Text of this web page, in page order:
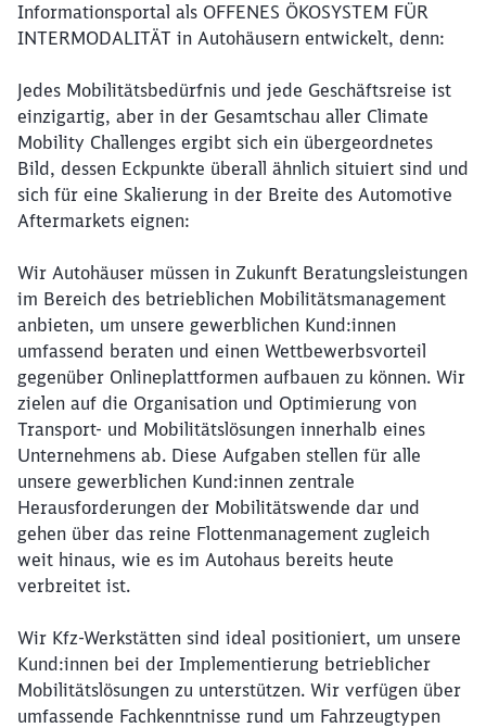
Informationsportal als OFFENES ÖKOSYSTEM FÜR
INTERMODALITÄT in Autohäusern entwickelt, denn:
Jedes Mobilitätsbedürfnis und jede Geschäftsreise ist
einzigartig, aber in der Gesamtschau aller Climate
Mobility Challenges ergibt sich ein übergeordnetes
Bild, dessen Eckpunkte überall ähnlich situiert sind und
sich für eine Skalierung in der Breite des Automotive
Aftermarkets eignen:
Wir Autohäuser müssen in Zukunft Beratungsleistungen
im Bereich des betrieblichen Mobilitätsmanagement
anbieten, um unsere gewerblichen Kund:innen
umfassend beraten und einen Wettbewerbsvorteil
gegenüber Onlineplattformen aufbauen zu können. Wir
zielen auf die Organisation und Optimierung von
Transport- und Mobilitätslösungen innerhalb eines
Unternehmens ab. Diese Aufgaben stellen für alle
unsere gewerblichen Kund:innen zentrale
Herausforderungen der Mobilitätswende dar und
gehen über das reine Flottenmanagement zugleich
weit hinaus, wie es im Autohaus bereits heute
verbreitet ist.
Wir Kfz-Werkstätten sind ideal positioniert, um unsere
Kund:innen bei der Implementierung betrieblicher
Mobilitätslösungen zu unterstützen. Wir verfügen über
umfassende Fachkenntnisse rund um Fahrzeugtypen